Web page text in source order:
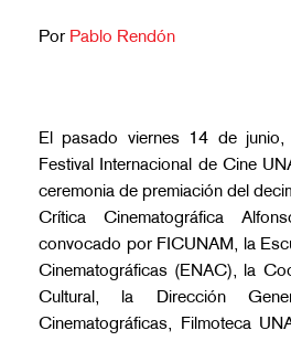
Por Pablo Rendón
El pasado viernes 14 de
Festival Internacional de Cine
ceremonia de premiación del
Crítica Cinematográfica
convocado por FICUNAM, la
Cinematográficas (ENAC), la
Cultural, la Dirección
Cinematográficas, Filmoteca